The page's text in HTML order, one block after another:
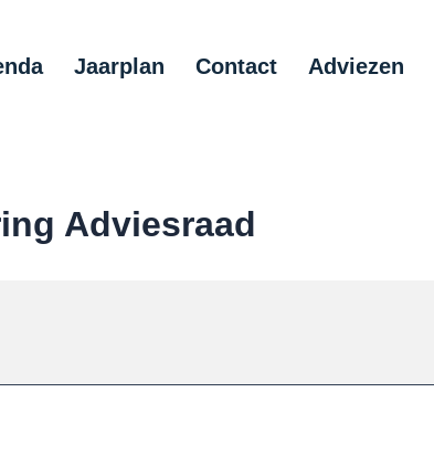
Jaarplan Contact Adviezen
Adviesraad